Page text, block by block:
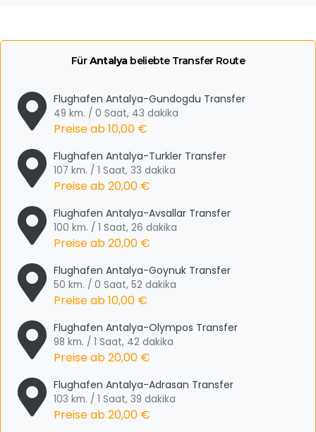
FürAntalyabeliebte Transfer Route
Flughafen Antalya-Gundogdu Transfer
49 km. / 0 Saat, 43 dakika
Preise ab10,00 €
Flughafen Antalya-Turkler Transfer
107 km. / 1 Saat, 33 dakika
Preise ab20,00 €
Flughafen Antalya-Avsallar Transfer
100 km. / 1 Saat, 26 dakika
Preise ab20,00 €
Flughafen Antalya-Goynuk Transfer
50 km. / 0 Saat, 52 dakika
Preise ab10,00 €
Flughafen Antalya-Olympos Transfer
98 km. / 1 Saat, 42 dakika
Preise ab20,00 €
Flughafen Antalya-Adrasan Transfer
103 km. / 1 Saat, 39 dakika
Preise ab20,00 €